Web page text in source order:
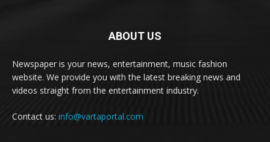
ABOUT US
Newspaper is your news, entertainment, music fashion
website. We provide you with the latest breaking news and
videos straight from the entertainment industry.
Contact us: info@vartaportal.com